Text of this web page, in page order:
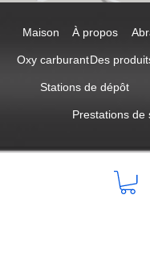
Maison À propos
Oxy carburantDes
Stations de dépôt
Prestations de